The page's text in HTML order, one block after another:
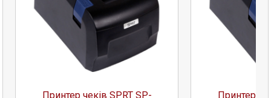
Принтер чеків SPRT SP-
Принтер